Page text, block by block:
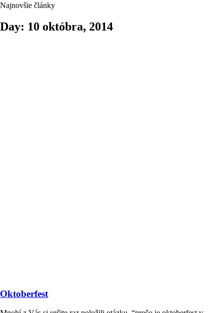
Najnovšie články
Day: 10 októbra, 2014
Oktoberfest